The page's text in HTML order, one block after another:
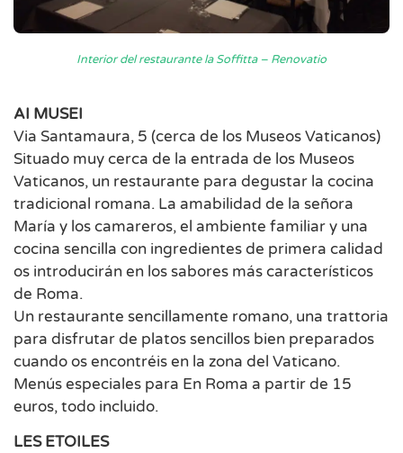
Interior del restaurante la Soffitta – Renovatio
AI MUSEI
Via Santamaura, 5 (cerca de los Museos Vaticanos)
Situado muy cerca de la entrada de los Museos
Vaticanos, un restaurante para degustar la cocina
tradicional romana. La amabilidad de la señora
María y los camareros, el ambiente familiar y una
cocina sencilla con ingredientes de primera calidad
os introducirán en los sabores más característicos
de Roma.
Un restaurante sencillamente romano, una trattoria
para disfrutar de platos sencillos bien preparados
cuando os encontréis en la zona del Vaticano.
Menús especiales para En Roma a partir de 15
euros, todo incluido.
LES ETOILES